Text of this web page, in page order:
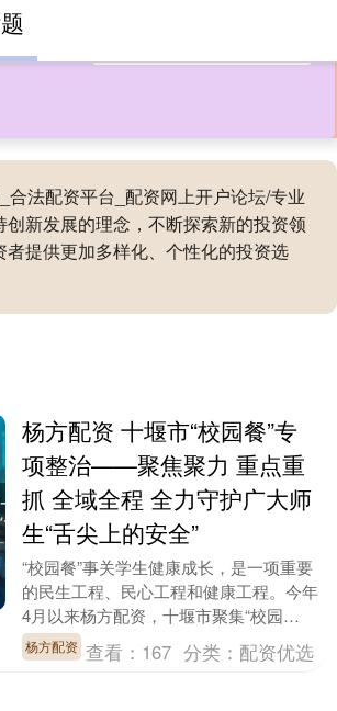
合法配资平台_配资网上开户论坛/专业
创新发展的理念，不断探索新的投资领
者提供更加多样化、个性化的投资选
杨方配资 十堰市“校园餐”专
项整治——聚焦聚力 重点重
抓 全域全程 全力守护广大师
生“舌尖上的安全”
“校园餐”事关学生健康成长，是一项重要
的民生工程、民心工程和健康工程。今年
4月以来杨方配资，十堰市聚集“校园
餐”专项整治，纪检监察、教育、市场监
管、公安等部门齐....
杨方配资 查看： 167 分类： 配资优选